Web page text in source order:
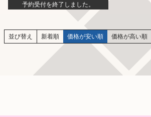
予約受付を終了しました。
並び替え 新着順 価格が安い順 価格が高い順